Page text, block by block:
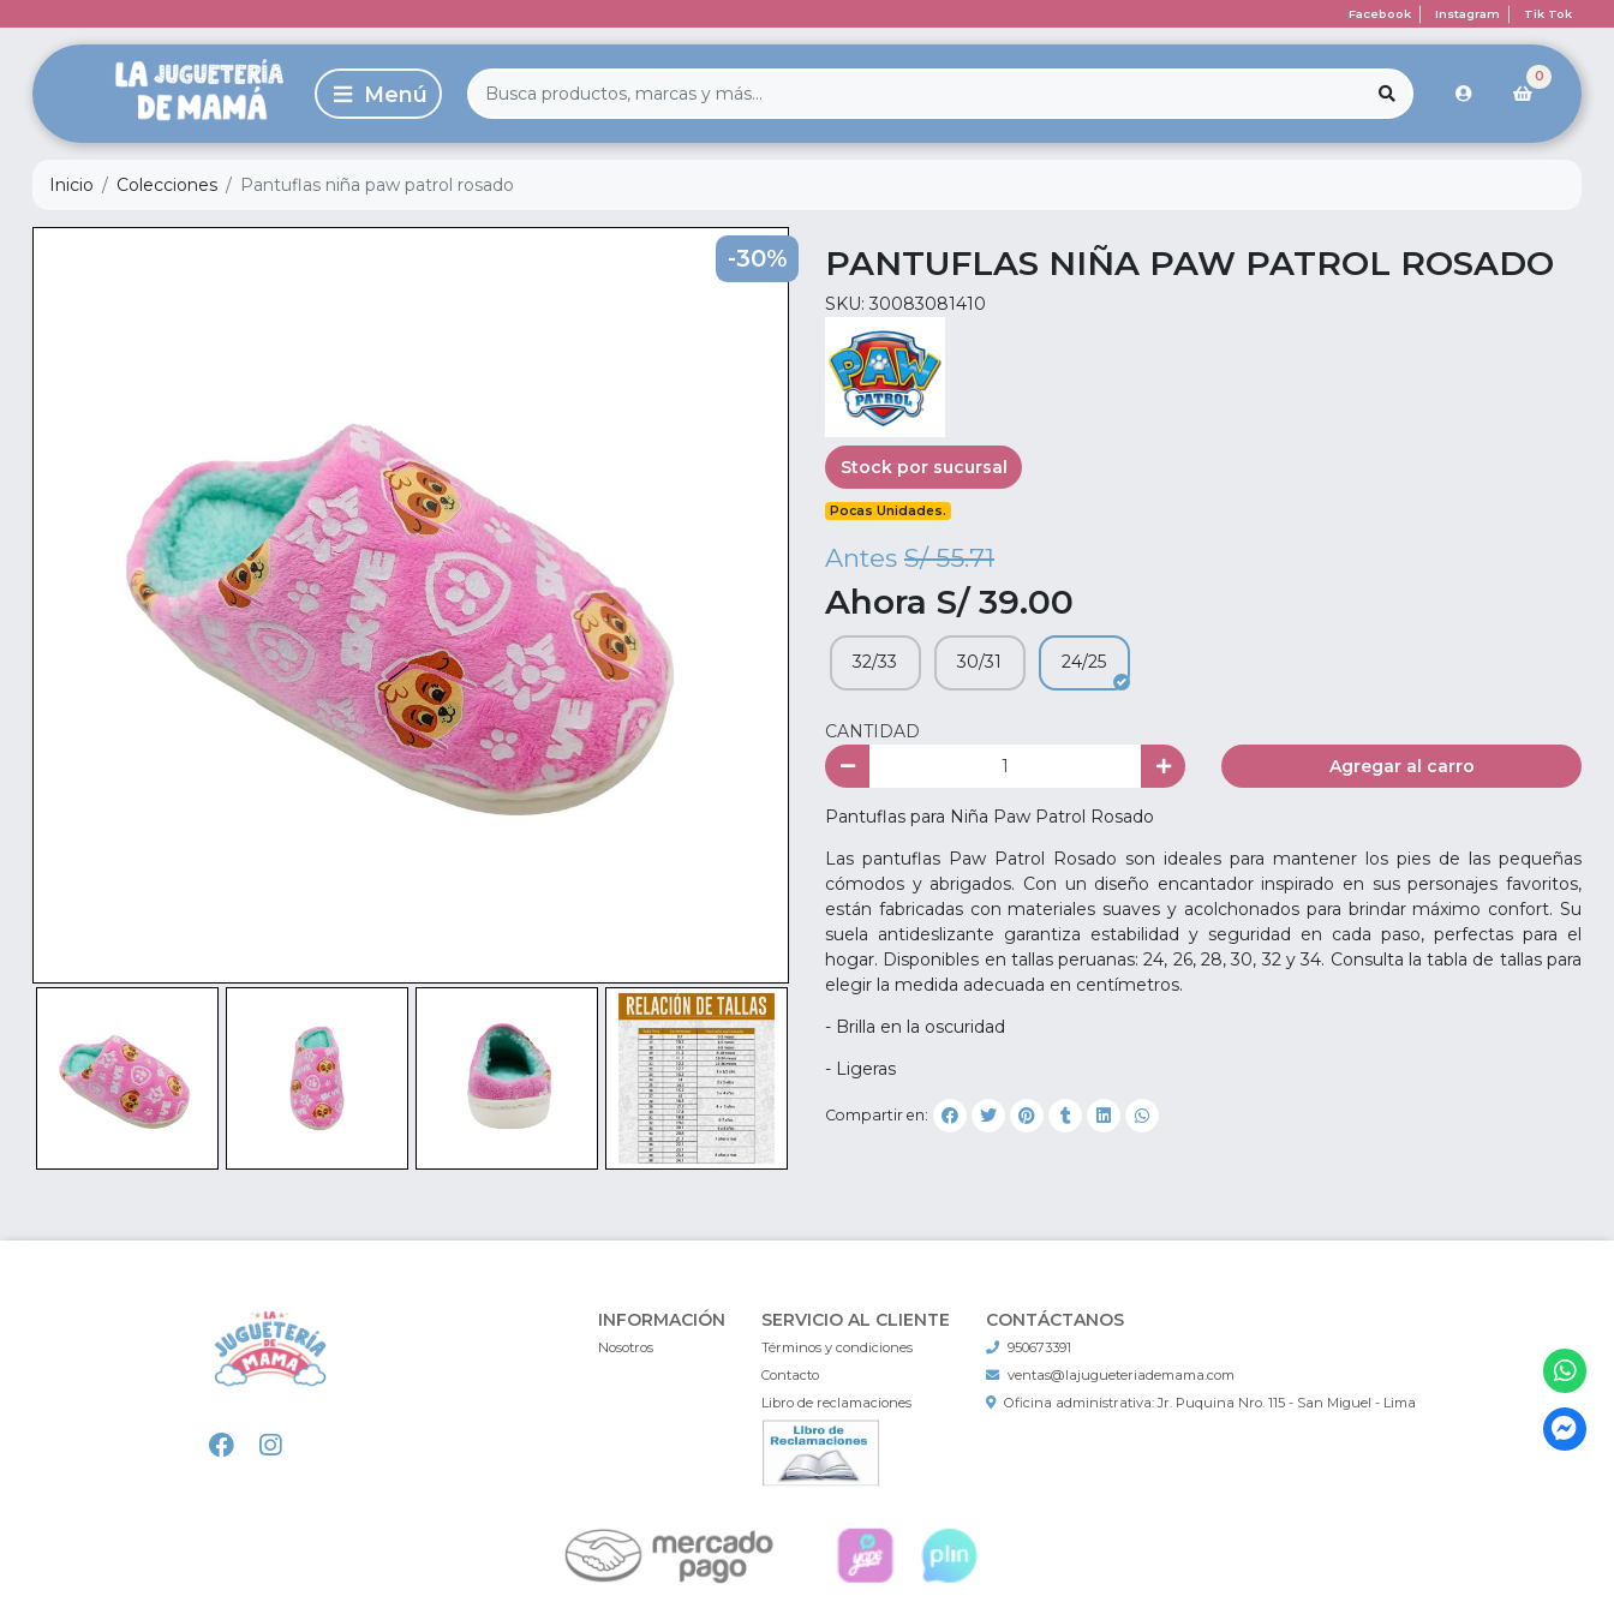
Facebook Instagram Tik Tok
0
Inicio Colecciones Pantuflas niña paw patrol rosado
-30% PANTUFLAS NIÑA PAW PATROL ROSADO
SKU: 30083081410
Stock por sucursal
Pocas Unidades.
Antes S/ 55.71
Ahora S/ 39.00
32/33 30/31 24/25
CANTIDAD
Agregar al carro
Pantuflas para Niña Paw Patrol Rosado
Las pantuflas Paw Patrol Rosado son ideales para mantener los pies de las pequeñas
cómodos y abrigados. Con un diseño encantador inspirado en sus personajes favoritos,
están fabricadas con materiales suaves y acolchonados para brindar máximo confort. Su
suela antideslizante garantiza estabilidad y seguridad en cada paso, perfectas para el
hogar. Disponibles en tallas peruanas: 24, 26, 28, 30, 32 y 34. Consulta la tabla de tallas para
elegir la medida adecuada en centímetros.
- Brilla en la oscuridad
- Ligeras
Compartir en:
INFORMACIÓN
Nosotros
SERVICIO AL CLIENTE
Términos y condiciones
Contacto
Libro de reclamaciones
CONTÁCTANOS
950673391
ventas@lajugueteriademama.com
Oficina administrativa: Jr. Puquina Nro. 115 - San Miguel - Lima